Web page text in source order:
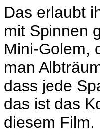
Das erlaubt
mit Spinnen
Mini-Golem,
man
dass jede
das ist das
diesem Film.